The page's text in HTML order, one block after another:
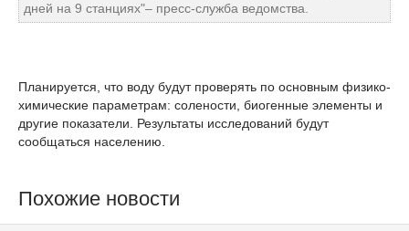
дней на 9 станциях"– пресс-служба ведомства.
Планируется, что воду будут проверять по основным физико-
химические параметрам: солености, биогенные элементы и
другие показатели. Результаты исследований будут
сообщаться населению.
Похожие новости